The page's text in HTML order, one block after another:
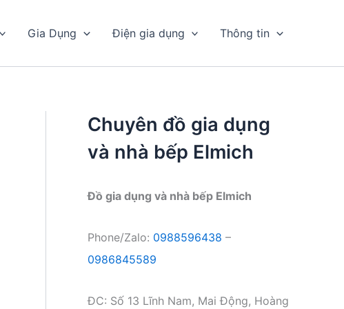
Gia Dụng Điện gia dụng Thông tin
Chuyên đồ gia dụng
và nhà bếp Elmich
Đồ gia dụng và nhà bếp Elmich
Phone/Zalo: 0988596438 –
0986845589
ĐC: Số 13 Lĩnh Nam, Mai Động, Hoàng